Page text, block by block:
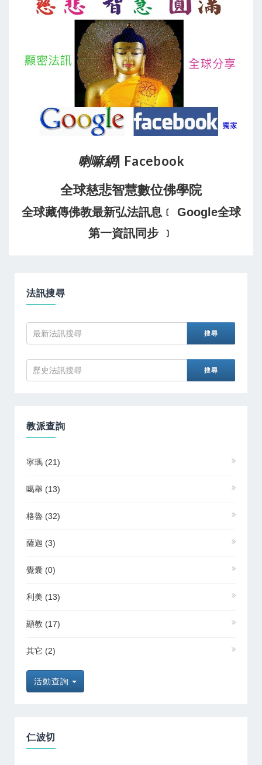
喇嘛網| Facebook
全球慈悲智慧數位佛學院
全球藏傳佛教最新弘法訊息﹝ Google全球
第一資訊同步 ﹞
法訊搜尋
教派查詢
寧瑪 (21)
噶舉 (13)
格魯 (32)
薩迦 (3)
覺囊 (0)
利美 (13)
顯教 (17)
其它 (2)
活動查詢
仁波切